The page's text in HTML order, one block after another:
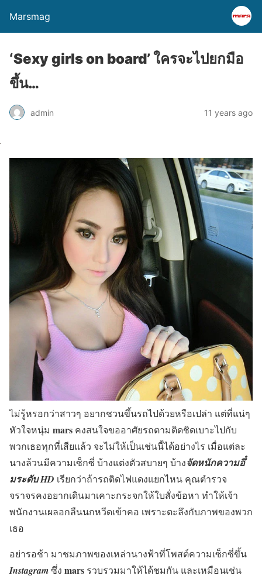
Marsmag
‘Sexy girls on board’ ใครจะไปยกมือ
ขึ้น…
admin 11 years ago
ไม่รู้หรอกว่าสาวๆ อยากชวนขึ้นรถไปด้วยหรือเปล่า แต่ที่แน่ๆ
หัวใจหนุ่ม mars คงสนใจขออาศัยรถตามติดชิดเบาะไปกับ
พวกเธอทุกที่เสียแล้ว จะไม่ให้เป็นเช่นนี้ได้อย่างไร เมื่อแต่ละ
นางล้วนมีความเซ็กซี่ บ้างแต่งตัวสบายๆ บ้างจัดหนักความอึ๋
มระดับ HD เรียกว่าถ้ารถติดไฟแดงแยกไหน คุณตำรวจ
จราจรคงอยากเดินมาเคาะกระจกให้ใบสั่งข้อหา ทำให้เจ้า
พนักงานเผลอกลืนนกหวีดเข้าคอ เพราะตะลึงกับภาพของพวก
เธอ
อย่ารอช้า มาชมภาพของเหล่านางฟ้าที่โพสต์ความเซ็กซี่ขึ้น
Instagramซึ่ง mars รวบรวมมาให้ได้ชมกัน และเหมือนเช่น